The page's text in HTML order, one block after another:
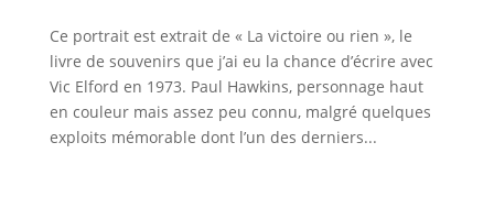
Ce portrait est extrait de « La victoire ou rien », le
livre de souvenirs que j’ai eu la chance d’écrire avec
Vic Elford en 1973. Paul Hawkins, personnage haut
en couleur mais assez peu connu, malgré quelques
exploits mémorable dont l’un des derniers...